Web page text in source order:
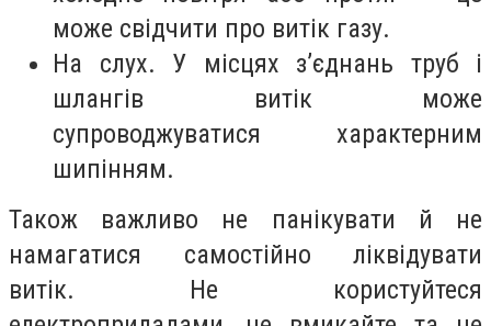
може свідчити про витік газу.
На слух. У місцях з’єднань труб і
шлангів витік може
супроводжуватися характерним
шипінням.
Також важливо не панікувати й не
намагатися самостійно ліквідувати
витік. Не користуйтеся